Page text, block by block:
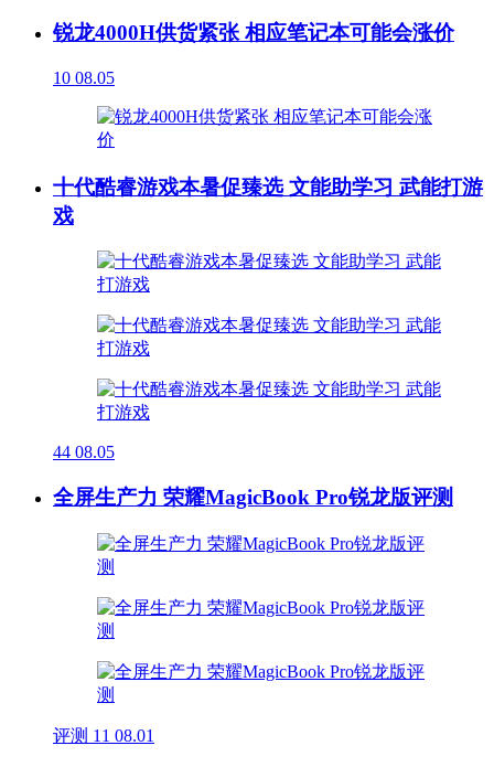
锐龙4000H供货紧张 相应笔记本可能会涨价
10 08.05
十代酷睿游戏本暑促臻选 文能助学习 武能打游
戏
44 08.05
全屏生产力 荣耀MagicBook Pro锐龙版评测
评测 11 08.01